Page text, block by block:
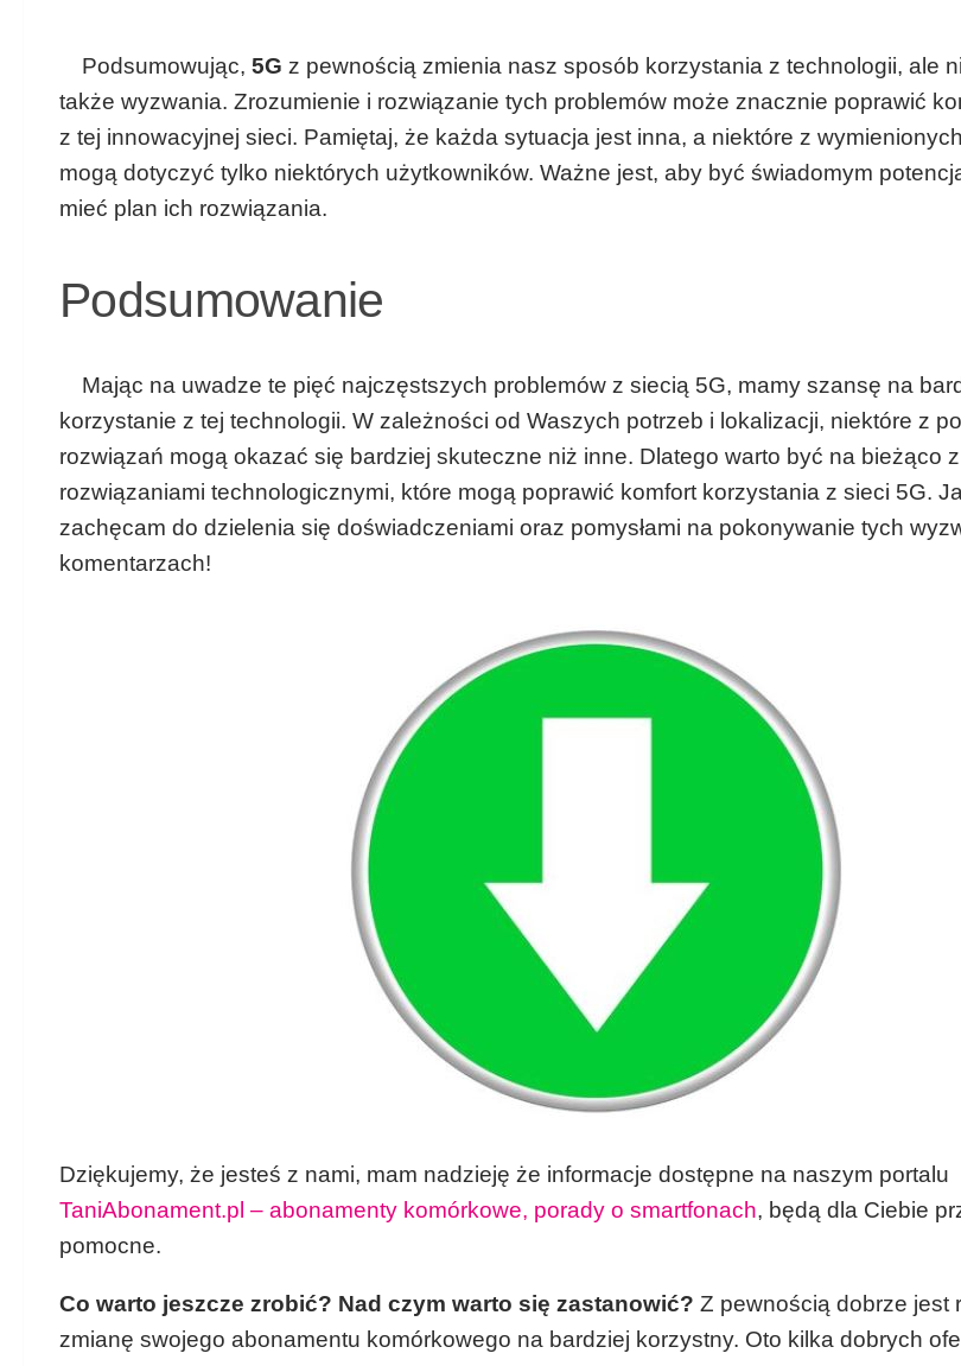
Podsumowując,5G z pewnością zmienia nasz sposób korzystania z technologii, ale
także wyzwania. Zrozumienie i rozwiązanie tych problemów może znacznie poprawić
z tej innowacyjnej sieci. Pamiętaj, że każda sytuacja jest inna, a niektóre z
mogą dotyczyć tylko niektórych użytkowników. Ważne jest, aby być świadomym
mieć plan ich rozwiązania.
Podsumowanie
Mając na uwadze te pięć najczęstszych problemów z siecią 5G, mamy szansę na
korzystanie z tej technologii. W zależności od Waszych potrzeb i lokalizacji, niektóre z
rozwiązań mogą okazać się bardziej skuteczne niż inne. Dlatego warto być na bieżąco
rozwiązaniami technologicznymi, które mogą poprawić komfort korzystania z sieci 5G.
zachęcam do dzielenia się doświadczeniami oraz pomysłami na pokonywanie tych
komentarzach!
Dziękujemy, że jesteś z nami, mam nadzieję że informacje dostępne na naszym portalu
TaniAbonament.pl – abonamenty komórkowe, porady o smartfonach, będą dla Ciebie
pomocne.
Co warto jeszcze zrobić? Nad czym warto się zastanowić? Z pewnością dobrze jest
zmianę swojego abonamentu komórkowego na bardziej korzystny. Oto kilka dobrych